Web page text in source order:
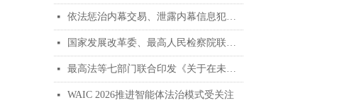
넷 依法惩治内幕交易、泄露内幕信息犯罪 加强资本市场法治建设 维护投资者合法权益 ——“两高”发布《关于修改〈最高人民法院、最高人民检察院关于办理内幕交易、泄露内幕信息刑事案件具体应用法律若干问题的解释〉的决定》
넷 国家发展改革委、最高人民检察院联合发布贯彻实施民营经济促进法典型案例（第二批）
넷 最高法等七部门联合印发《关于在未成年人司法保护工作中充分发挥银发力量的意见》
넷 WAIC 2026推进智能体法治模式受关注